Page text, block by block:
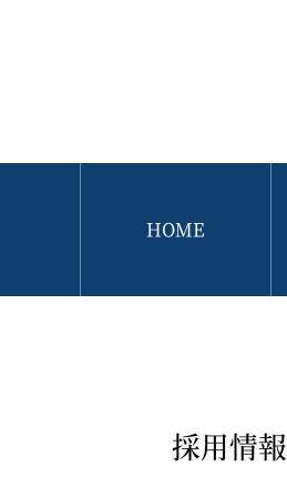
HOME
採用情報